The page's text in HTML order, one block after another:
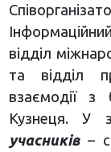
відділ
та відділ
взаємодії з
Кузнеця. У
учасників–